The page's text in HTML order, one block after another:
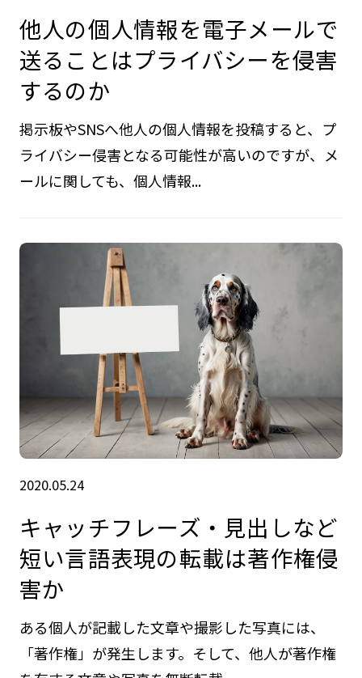
他人の個人情報を電子メールで
送ることはプライバシーを侵害
するのか
掲示板やSNSへ他人の個人情報を投稿すると、プ
ライバシー侵害となる可能性が高いのですが、メ
ールに関しても、個人情報...
2020.05.24
キャッチフレーズ・見出しなど
短い言語表現の転載は著作権侵
害か
ある個人が記載した文章や撮影した写真には、
「著作権」が発生します。そして、他人が著作権